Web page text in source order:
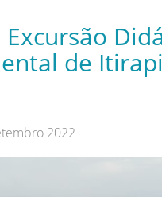
Excursão
de
2022